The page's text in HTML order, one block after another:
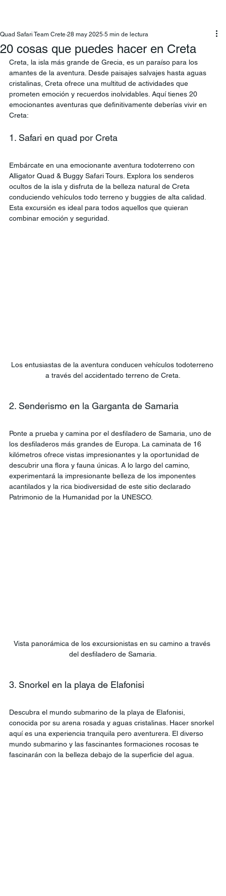
20 cosas que puedes hacer en Creta
Quad Safari Team Crete 28 may 2025 5 min de lectura
Creta, la isla más grande de Grecia, es un paraíso para los
amantes de la aventura. Desde paisajes salvajes hasta aguas
cristalinas, Creta ofrece una multitud de actividades que
prometen emoción y recuerdos inolvidables. Aquí tienes 20
emocionantes aventuras que definitivamente deberías vivir en
Creta:
1. Safari en quad por Creta
Embárcate en una emocionante aventura todoterreno con
Alligator Quad & Buggy Safari Tours. Explora los senderos
ocultos de la isla y disfruta de la belleza natural de Creta
conduciendo vehículos todo terreno y buggies de alta calidad.
Esta excursión es ideal para todos aquellos que quieran
combinar emoción y seguridad.
Los entusiastas de la aventura conducen vehículos todoterreno
a través del accidentado terreno de Creta.
2. Senderismo en la Garganta de Samaria
Ponte a prueba y camina por el desfiladero de Samaria, uno de
los desfiladeros más grandes de Europa. La caminata de 16
kilómetros ofrece vistas impresionantes y la oportunidad de
descubrir una flora y fauna únicas. A lo largo del camino,
experimentará la impresionante belleza de los imponentes
acantilados y la rica biodiversidad de este sitio declarado
Patrimonio de la Humanidad por la UNESCO.
Vista panorámica de los excursionistas en su camino a través
del desfiladero de Samaria.
3. Snorkel en la playa de Elafonisi
Descubra el mundo submarino de la playa de Elafonisi,
conocida por su arena rosada y aguas cristalinas. Hacer snorkel
aquí es una experiencia tranquila pero aventurera. El diverso
mundo submarino y las fascinantes formaciones rocosas te
fascinarán con la belleza debajo de la superficie del agua.